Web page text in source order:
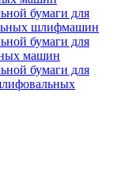
бумаги для
шлифмашин
бумаги для
машин
бумаги для